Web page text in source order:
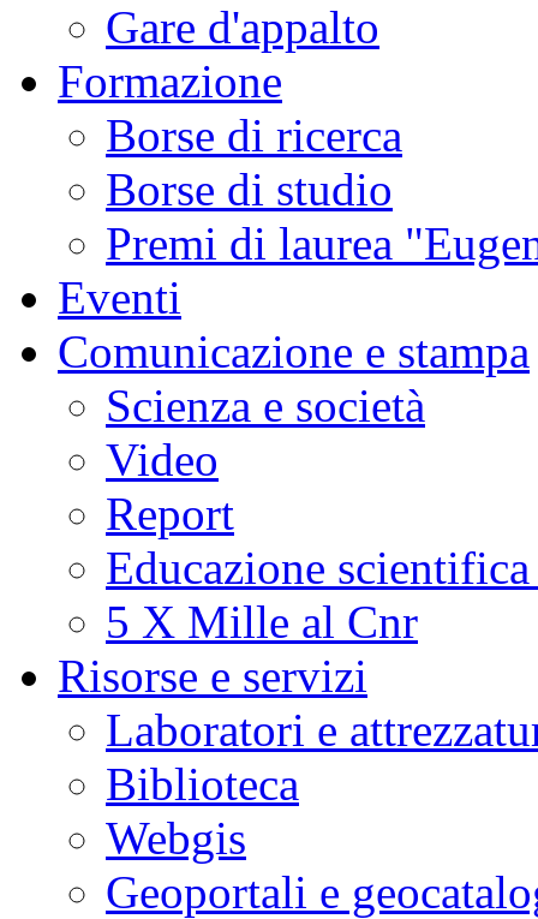
Gare d'appalto
Formazione
Borse di ricerca
Borse di studio
Premi di laurea
Eventi
Comunicazione e stampa
Scienza e società
Video
Report
Educazione
5 X Mille al Cnr
Risorse e servizi
Laboratori e
Biblioteca
Webgis
Geoportali e